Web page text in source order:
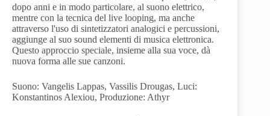
dopo anni e in modo particolare, al suono elettrico,
mentre con la tecnica del live looping, ma anche
attraverso l'uso di sintetizzatori analogici e percussioni,
aggiunge al suo sound elementi di musica elettronica.
Questo approccio speciale, insieme alla sua voce, dà
nuova forma alle sue canzoni.
Suono: Vangelis Lappas, Vassilis Drougas, Luci:
Konstantinos Alexiou, Produzione: Athyr